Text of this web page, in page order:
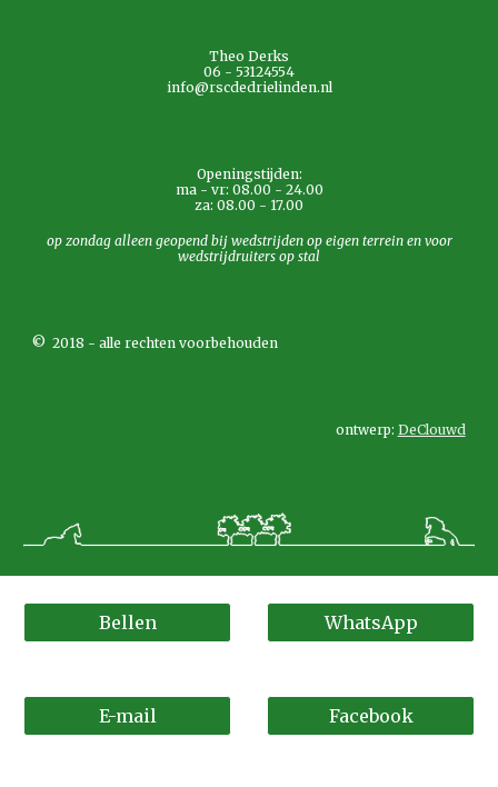
Theo Derks
06 - 53124554
info@rscdedrielinden.nl
Openingstijden:
ma - vr: 08.00 - 24.00
za: 08.00 - 17.00
op zondag alleen geopend bij wedstrijden op eigen terrein en voor
wedstrijdruiters op stal
© 2018 - alle rechten voorbehouden
ontwerp: DeClouwd
Bellen WhatsApp
E-mail Facebook